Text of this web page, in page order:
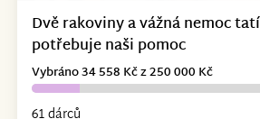
Dvě rakoviny a vážná nemoc
potřebuje naši pomoc
Vybráno 34 558 Kč z 250 000 Kč